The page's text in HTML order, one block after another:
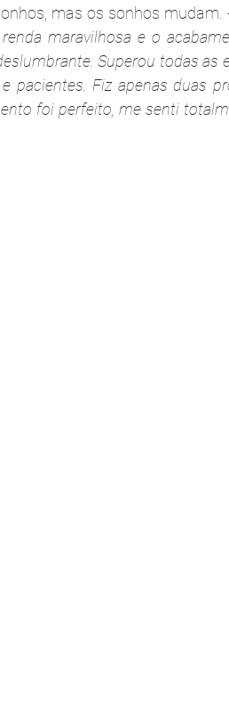
mas os sonhos mudam.
maravilhosa e o
Superou todas as
pacientes. Fiz apenas duas
foi perfeito, me senti